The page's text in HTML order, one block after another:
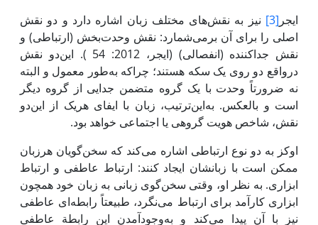
ایجر [3]
نیز به نقش‌های مختلف زبان اشاره دارد و دو نقش
اصلی را برای آن برمی‌شمارد: نقش وحدت‌بخش (ارتباطی) و
نقش جداکننده (انفصالی) (ایجر، 2012: 54 ). این‌دو نقش
درواقع دو روی یک سکه هستند؛ چراکه به‌طور معمول و البته
نه ضرورتاً وحدت با یک گروه متضمن جدایی از گروه دیگر
است و بالعکس. به‌این‌ترتیب، زبان با ایفای هریک از این‌دو
نقش، شاخص هویت گروهی یا اجتماعی خواهد بود.
اوکز به دو نوع ارتباطی اشاره می‌کند که سخن‌گویان هرزبان
ممکن است با زبانشان ایجاد کنند: ارتباط عاطفی و ارتباط
ابزاری. به نظر او، وقتی سخن‌گوی زبانی به زبان خود همچون
ابزاری کارآمد برای ارتباط می‌نگرد، طبیعتاً رابطه‌ای عاطفی
نیز با آن پیدا می‌کند و به‌وجودآمدن این رابطة عاطفی